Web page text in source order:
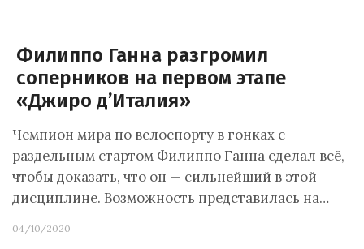
Филиппо Ганна разгромил
соперников на первом этапе
«Джиро д’Италия»
Чемпион мира по велоспорту в гонках с
раздельным стартом Филиппо Ганна сделал всё,
чтобы доказать, что он — сильнейший в этой
дисциплине. Возможность представилась на…
04/10/2020